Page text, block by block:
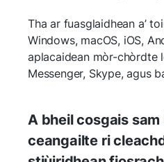
Tha ar fuasglaidhean a’
Windows, macOS, iOS,
aplacaidean mòr-chòrdte
Messenger, Skype, agus
A bheil cosgais
ceangailte ri